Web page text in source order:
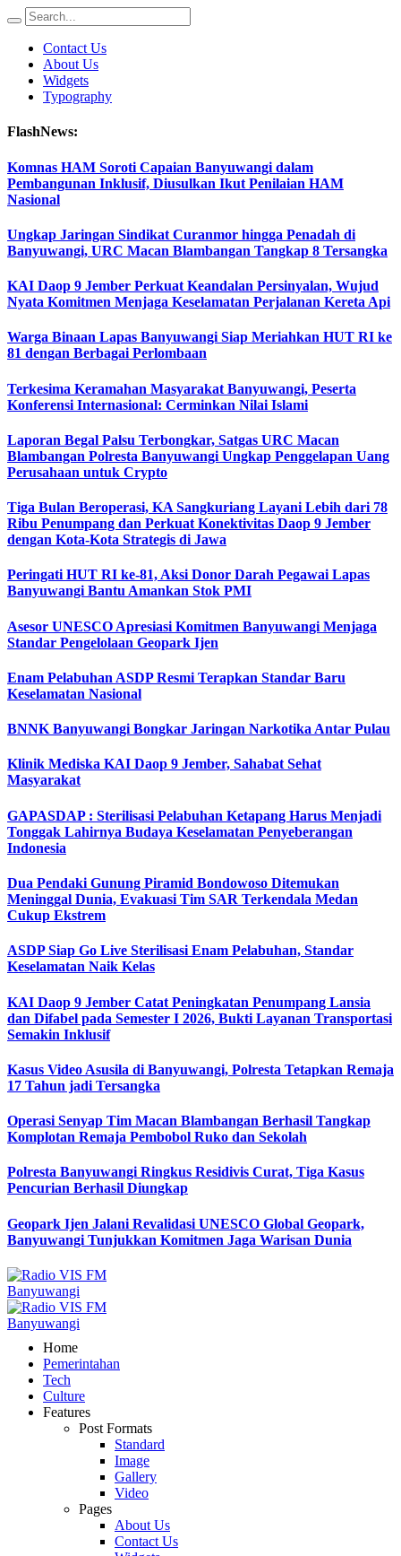
Contact Us
About Us
Widgets
Typography
FlashNews:
Komnas HAM Soroti Capaian Banyuwangi dalam
Pembangunan Inklusif, Diusulkan Ikut Penilaian HAM
Nasional
Ungkap Jaringan Sindikat Curanmor hingga Penadah di
Banyuwangi, URC Macan Blambangan Tangkap 8 Tersangka
KAI Daop 9 Jember Perkuat Keandalan Persinyalan, Wujud
Nyata Komitmen Menjaga Keselamatan Perjalanan Kereta Api
Warga Binaan Lapas Banyuwangi Siap Meriahkan HUT RI ke
81 dengan Berbagai Perlombaan
Terkesima Keramahan Masyarakat Banyuwangi, Peserta
Konferensi Internasional: Cerminkan Nilai Islami
Laporan Begal Palsu Terbongkar, Satgas URC Macan
Blambangan Polresta Banyuwangi Ungkap Penggelapan Uang
Perusahaan untuk Crypto
Tiga Bulan Beroperasi, KA Sangkuriang Layani Lebih dari 78
Ribu Penumpang dan Perkuat Konektivitas Daop 9 Jember
dengan Kota-Kota Strategis di Jawa
Peringati HUT RI ke-81, Aksi Donor Darah Pegawai Lapas
Banyuwangi Bantu Amankan Stok PMI
Asesor UNESCO Apresiasi Komitmen Banyuwangi Menjaga
Standar Pengelolaan Geopark Ijen
Enam Pelabuhan ASDP Resmi Terapkan Standar Baru
Keselamatan Nasional
BNNK Banyuwangi Bongkar Jaringan Narkotika Antar Pulau
Klinik Mediska KAI Daop 9 Jember, Sahabat Sehat
Masyarakat
GAPASDAP : Sterilisasi Pelabuhan Ketapang Harus Menjadi
Tonggak Lahirnya Budaya Keselamatan Penyeberangan
Indonesia
Dua Pendaki Gunung Piramid Bondowoso Ditemukan
Meninggal Dunia, Evakuasi Tim SAR Terkendala Medan
Cukup Ekstrem
ASDP Siap Go Live Sterilisasi Enam Pelabuhan, Standar
Keselamatan Naik Kelas
KAI Daop 9 Jember Catat Peningkatan Penumpang Lansia
dan Difabel pada Semester I 2026, Bukti Layanan Transportasi
Semakin Inklusif
Kasus Video Asusila di Banyuwangi, Polresta Tetapkan Remaja
17 Tahun jadi Tersangka
Operasi Senyap Tim Macan Blambangan Berhasil Tangkap
Komplotan Remaja Pembobol Ruko dan Sekolah
Polresta Banyuwangi Ringkus Residivis Curat, Tiga Kasus
Pencurian Berhasil Diungkap
Geopark Ijen Jalani Revalidasi UNESCO Global Geopark,
Banyuwangi Tunjukkan Komitmen Jaga Warisan Dunia
Home
Pemerintahan
Tech
Culture
Features
Post Formats
Standard
Image
Gallery
Video
Pages
About Us
Contact Us